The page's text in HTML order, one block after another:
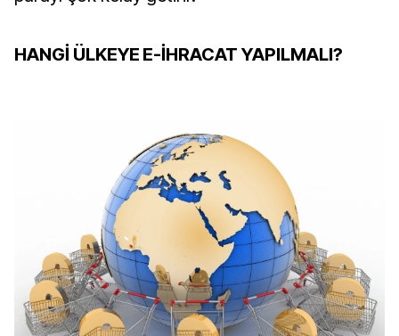
HANGİ ÜLKEYE E-İHRACAT YAPILMALI?